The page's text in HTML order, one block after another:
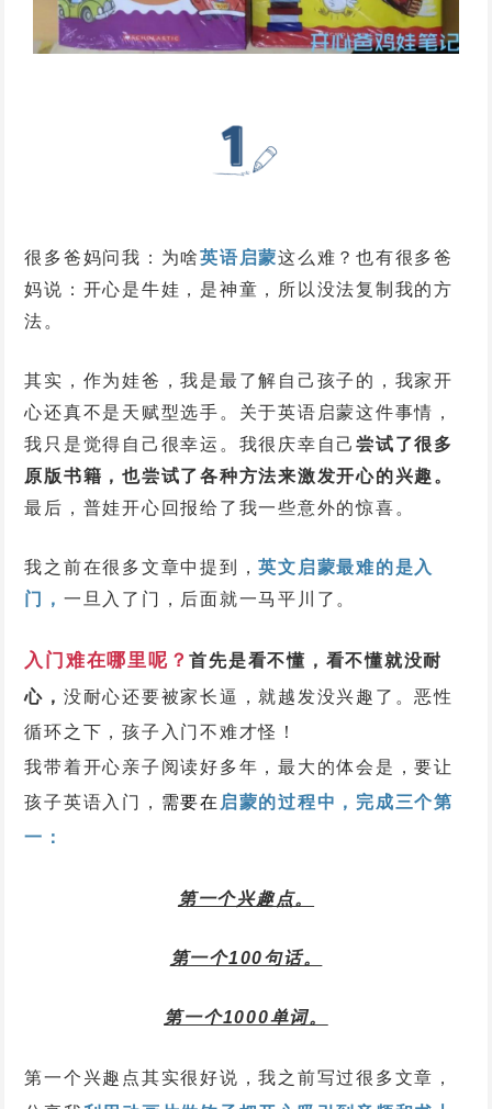
很多爸妈问我：为啥英语启蒙这么难？也有很多爸
妈说：开心是牛娃，是神童，所以没法复制我的方
法。
其实，作为娃爸，我是最了解自己孩子的，我家开
心还真不是天赋型选手。关于英语启蒙这件事情，
我只是觉得自己很幸运。我很庆幸自己尝试了很多
原版书籍，也尝试了各种方法来激发开心的兴趣。
最后，普娃开心回报给了我一些意外的惊喜。
我之前在很多文章中提到，英文启蒙最难的是入
门， 一旦入了门，后面就一马平川了。
入门难在哪里呢？首先是看不懂，看不懂就没耐
心， 没耐心还要被家长逼，就越发没兴趣了。恶性
循环之下，孩子入门不难才怪！
我带着开心亲子阅读好多年，最大的体会是，要让
孩子英语入门， 需要在 启蒙的过程中，完成三个第
一：
第一个兴趣点。
第一个100句话。
第一个1000单词。
第一个兴趣点其实很好说，我之前写过很多文章，